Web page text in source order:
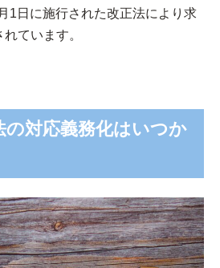
1日に施行された改正法により求
ています。
の対応義務化はいつか